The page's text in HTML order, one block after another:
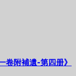
卷附補遺-第四册》